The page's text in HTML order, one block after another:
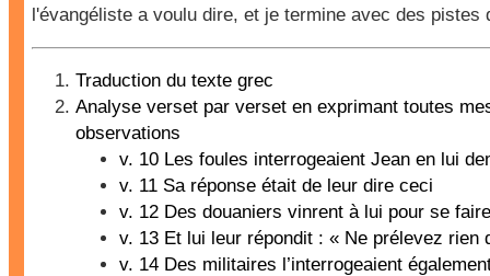
l'évangéliste a voulu dire, et je termine avec des pistes
Traduction du texte grec
Analyse verset par verset en exprimant toutes
observations
v. 10 Les foules interrogeaient Jean en lui
v. 11 Sa réponse était de leur dire ceci
v. 12 Des douaniers vinrent à lui pour se
v. 13 Et lui leur répondit : « Ne prélevez rien
v. 14 Des militaires l’interrogeaient